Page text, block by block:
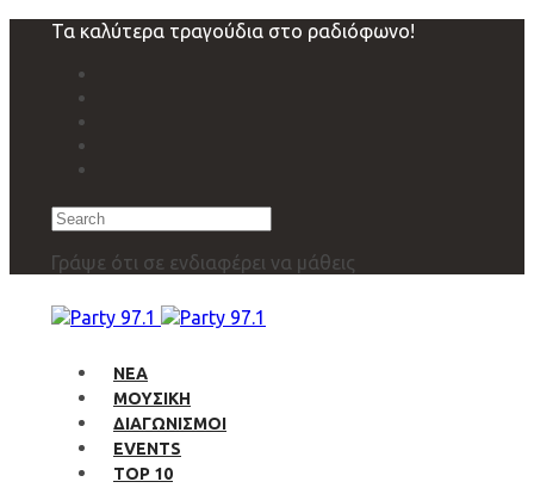
navigation
Τα καλύτερα τραγούδια στο ραδιόφωνο!
Search
Γράψε ότι σε ενδιαφέρει να μάθεις
ΝΕΑ
ΜΟΥΣΙΚΗ
ΔΙΑΓΩΝΙΣΜΟΙ
EVENTS
TOP 10